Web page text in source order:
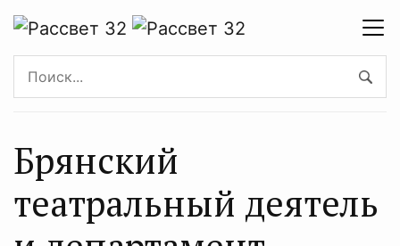
Брянский
театральный деятель